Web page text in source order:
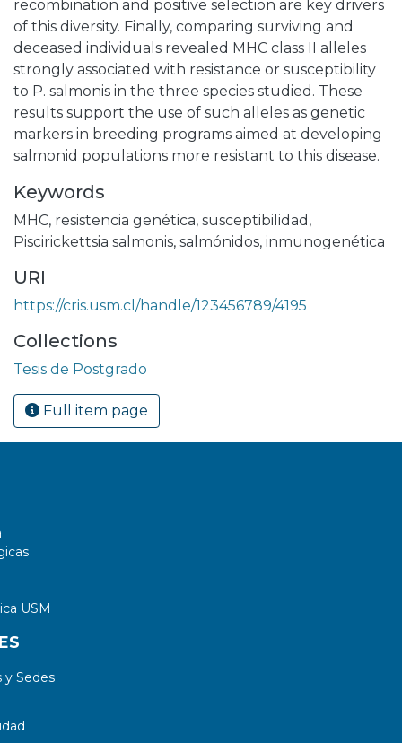
recombination and positive selection are key drivers
of this diversity. Finally, comparing surviving and
deceased individuals revealed MHC class II alleles
strongly associated with resistance or susceptibility
to P. salmonis in the three species studied. These
results support the use of such alleles as genetic
markers in breeding programs aimed at developing
salmonid populations more resistant to this disease.
Keywords
MHC, resistencia genética, susceptibilidad ,
Piscirickettsia salmonis, salmónidos, inmunogenética
URI
https://cris.usm.cl/handle/123456789/4195
Collections
Tesis de Postgrado
Full item page
USM
Sedes